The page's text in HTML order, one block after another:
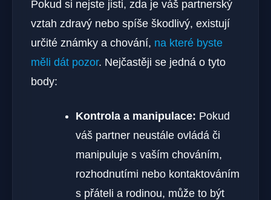
Pokud si nejste jisti, zda je váš partnerský
vztah zdravý nebo spíše škodlivý, existují
určité známky a chování, na které byste
měli dát pozor. Nejčastěji se jedná o tyto
body:
Kontrola a manipulace: Pokud
váš partner neustále ovládá či
manipuluje s vaším chováním,
rozhodnutími nebo kontaktováním
s přáteli a rodinou, může to být